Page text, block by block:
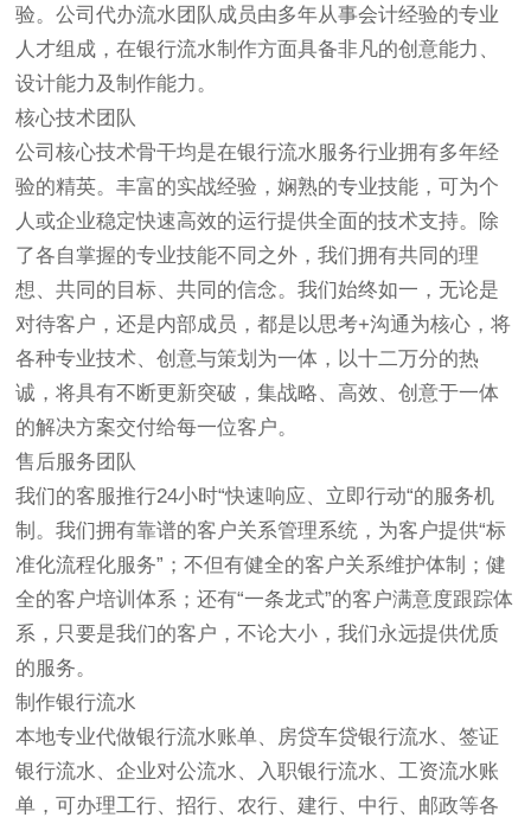
验。公司代办流水团队成员由多年从事会计经验的专业
人才组成，在银行流水制作方面具备非凡的创意能力、
设计能力及制作能力。
核心技术团队
公司核心技术骨干均是在银行流水服务行业拥有多年经
验的精英。丰富的实战经验，娴熟的专业技能，可为个
人或企业稳定快速高效的运行提供全面的技术支持。除
了各自掌握的专业技能不同之外，我们拥有共同的理
想、共同的目标、共同的信念。我们始终如一，无论是
对待客户，还是内部成员，都是以思考+沟通为核心，将
各种专业技术、创意与策划为一体，以十二万分的热
诚，将具有不断更新突破，集战略、高效、创意于一体
的解决方案交付给每一位客户。
售后服务团队
我们的客服推行24小时“快速响应、立即行动“的服务机
制。我们拥有靠谱的客户关系管理系统，为客户提供“标
准化流程化服务”；不但有健全的客户关系维护体制；健
全的客户培训体系；还有“一条龙式”的客户满意度跟踪体
系，只要是我们的客户，不论大小，我们永远提供优质
的服务。
制作银行流水
本地专业代做银行流水账单、房贷车贷银行流水、签证
银行流水、企业对公流水、入职银行流水、工资流水账
单，可办理工行、招行、农行、建行、中行、邮政等各